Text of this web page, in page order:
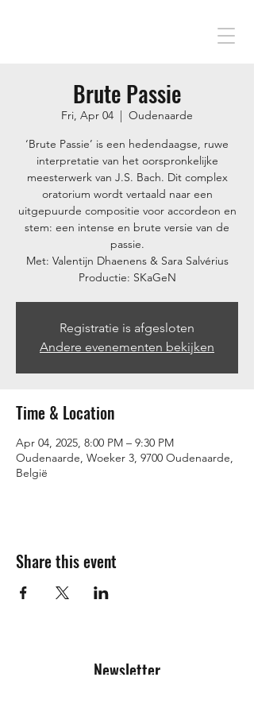
Brute Passie
Fri, Apr 04
  |
Oudenaarde
‘Brute Passie’ is een hedendaagse, ruwe
interpretatie van het oorspronkelijke
meesterwerk van J.S. Bach. Dit complex
oratorium wordt vertaald naar een
uitgepuurde compositie voor accordeon en
stem: een intense en brute versie van de
passie.
Met: Valentijn Dhaenens & Sara Salvérius
Productie: SKaGeN
Registratie is afgesloten
Andere evenementen bekijken
Time & Location
Apr 04, 2025, 8:00 PM – 9:30 PM
Oudenaarde, Woeker 3, 9700 Oudenaarde,
België
Share this event
Newsletter